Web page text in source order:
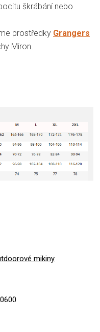
škrábání nebo
prostředky Grangers
Miron.
mikiny